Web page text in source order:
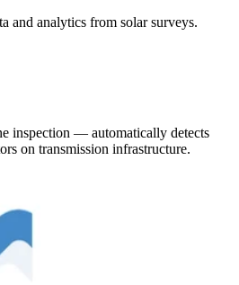
and analytics from solar surveys.
inspection — automatically detects
on transmission infrastructure.